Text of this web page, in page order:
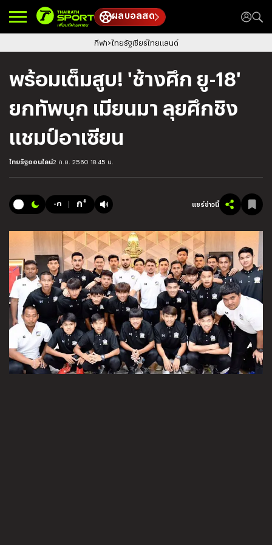
ผลบอลสด
กีฬา ไทยรัฐเชียร์ไทยแลนด์
พร้อมเต็มสูบ! 'ช้างศึก ยู-18'
ยกทัพบุก เมียนมา ลุยศึกชิง
แชมป์อาเซียน
ไทยรัฐออนไลน์2 ก.ย. 2560 18:45 น.
-ก ก+ แชร์ข่าวนี้